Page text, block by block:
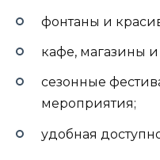
фонтаны и
кафе, магазины
сезонные
мероприятия;
удобная